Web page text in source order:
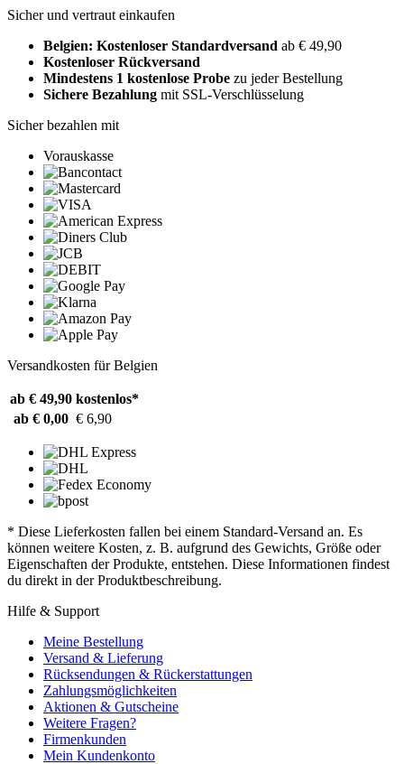
Sicher und vertraut einkaufen
Belgien: Kostenloser Standardversand ab € 49,90
Kostenloser Rückversand
Mindestens 1 kostenlose Probe zu jeder Bestellung
Sichere Bezahlung mit SSL-Verschlüsselung
Sicher bezahlen mit
Vorauskasse
Versandkosten für Belgien
ab € 49,90 kostenlos*
ab € 0,00 € 6,90
* Diese Lieferkosten fallen bei einem Standard-Versand an. Es
können weitere Kosten, z. B. aufgrund des Gewichts, Größe oder
Eigenschaften der Produkte, entstehen. Diese Informationen findest
du direkt in der Produktbeschreibung.
Hilfe & Support
Meine Bestellung
Versand & Lieferung
Rücksendungen & Rückerstattungen
Zahlungsmöglichkeiten
Aktionen & Gutscheine
Weitere Fragen?
Firmenkunden
Mein Kundenkonto